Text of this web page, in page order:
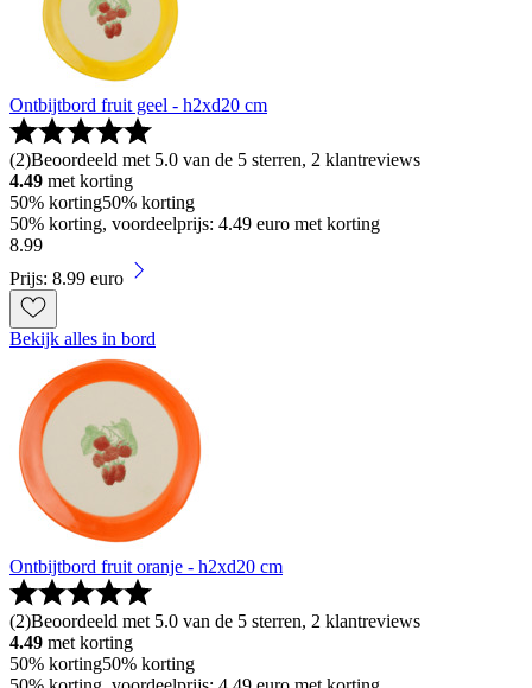
Ontbijtbord fruit geel - h2xd20 cm
(2)Beoordeeld met 5.0 van de 5 sterren, 2 klantreviews
4.49 met korting
50% korting50% korting
50% korting, voordeelprijs: 4.49 euro met korting
8.99
Prijs: 8.99 euro
Bekijk alles in bord
Ontbijtbord fruit oranje - h2xd20 cm
(2)Beoordeeld met 5.0 van de 5 sterren, 2 klantreviews
4.49 met korting
50% korting50% korting